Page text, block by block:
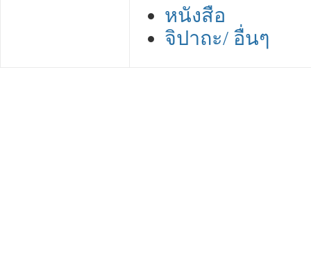
หนังสือ
จิปาถะ/ อื่นๆ